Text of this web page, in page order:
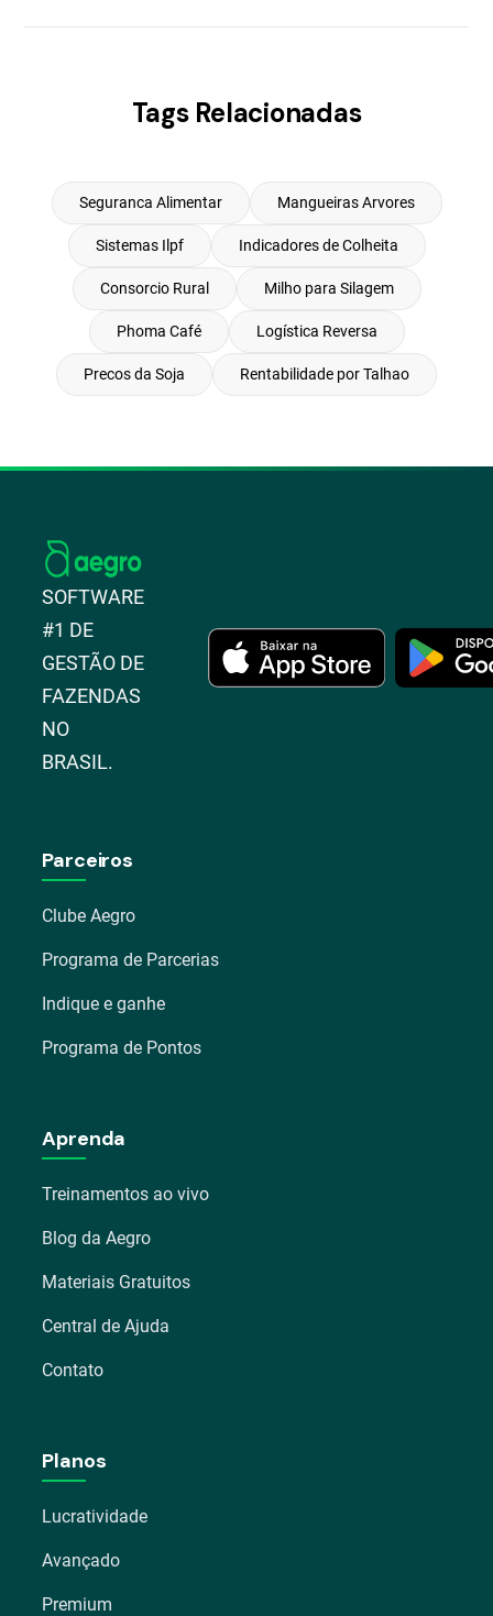
Tags Relacionadas
Seguranca Alimentar Mangueiras Arvores
Sistemas Ilpf Indicadores de Colheita
Consorcio Rural Milho para Silagem
Phoma Café Logística Reversa
Precos da Soja Rentabilidade por Talhao
SOFTWARE
#1 DE
GESTÃO DE
FAZENDAS
NO
BRASIL.
Parceiros
Clube Aegro
Programa de Parcerias
Indique e ganhe
Programa de Pontos
Aprenda
Treinamentos ao vivo
Blog da Aegro
Materiais Gratuitos
Central de Ajuda
Contato
Planos
Lucratividade
Avançado
Premium